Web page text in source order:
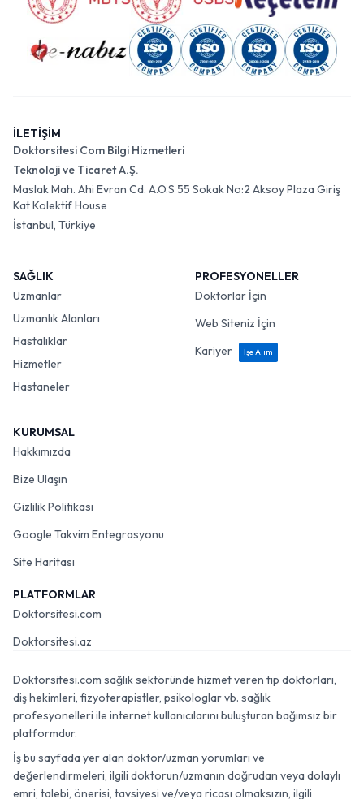
İLETİŞİM
Doktorsitesi Com Bilgi Hizmetleri
Teknoloji ve Ticaret A.Ş.
Maslak Mah. Ahi Evran Cd. A.O.S 55 Sokak No:2 Aksoy Plaza Giriş
Kat Kolektif House
İstanbul, Türkiye
SAĞLIK
Uzmanlar
Uzmanlık Alanları
Hastalıklar
Hizmetler
Hastaneler
PROFESYONELLER
Doktorlar İçin
Web Siteniz İçin
Kariyer
İşe Alım
KURUMSAL
Hakkımızda
Bize Ulaşın
Gizlilik Politikası
Google Takvim Entegrasyonu
Site Haritası
PLATFORMLAR
Doktorsitesi.com
Doktorsitesi.az
Doktorsitesi.com sağlık sektöründe hizmet veren tıp doktorları,
diş hekimleri, fizyoterapistler, psikologlar vb. sağlık
profesyonelleri ile internet kullanıcılarını buluşturan bağımsız bir
platformdur.
İş bu sayfada yer alan doktor/uzman yorumları ve
değerlendirmeleri, ilgili doktorun/uzmanın doğrudan veya dolaylı
emri, talebi, önerisi, tavsiyesi ve/veya ricası olmaksızın, ilgili